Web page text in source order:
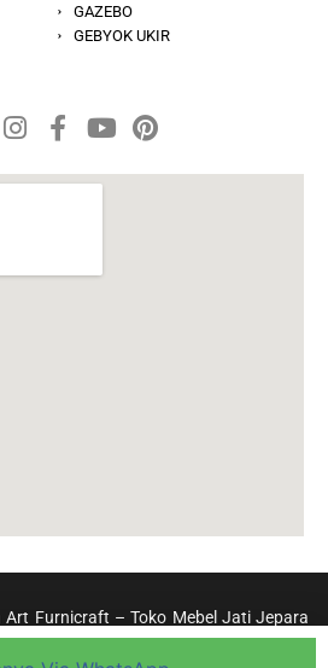
GAZEBO
GEBYOK UKIR
Furnicraft – Toko Mebel Jati Jepara
Terpercaya